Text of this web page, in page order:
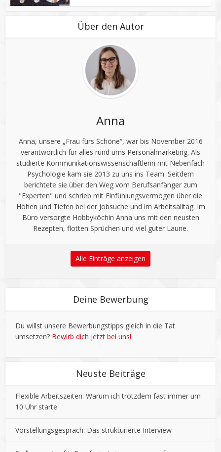
Über den Autor
Anna
Anna, unsere „Frau fürs Schöne“, war bis November 2016
verantwortlich für alles rund ums Personalmarketing. Als
studierte Kommunikationswissenschaftlerin mit Nebenfach
Psychologie kam sie 2013 zu uns ins Team. Seitdem
berichtete sie über den Weg vom Berufsanfänger zum
"Experten" und schrieb mit Einfühlungsvermögen über die
Höhen und Tiefen bei der Jobsuche und im Arbeitsalltag. Im
Büro versorgte Hobbyköchin Anna uns mit den neusten
Rezepten, flotten Sprüchen und viel guter Laune.
Alle Einträge anzeigen
Deine Bewerbung
Du willst unsere Bewerbungstipps gleich in die Tat
umsetzen? Bewirb dich jetzt bei uns!
Neuste Beiträge
Flexible Arbeitszeiten: Warum ich trotzdem fast immer um
10 Uhr starte
Vorstellungsgespräch: Das strukturierte Interview